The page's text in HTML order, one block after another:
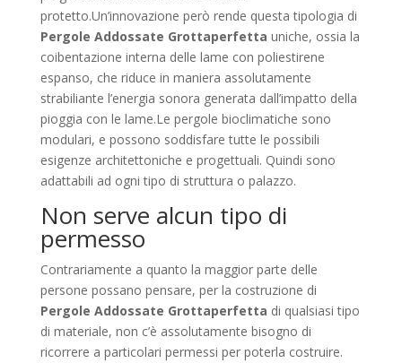
protetto.Un’innovazione però rende questa tipologia di
Pergole Addossate Grottaperfetta uniche, ossia la
coibentazione interna delle lame con poliestirene
espanso, che riduce in maniera assolutamente
strabiliante l’energia sonora generata dall’impatto della
pioggia con le lame.Le pergole bioclimatiche sono
modulari, e possono soddisfare tutte le possibili
esigenze architettoniche e progettuali. Quindi sono
adattabili ad ogni tipo di struttura o palazzo.
Non serve alcun tipo di
permesso
Contrariamente a quanto la maggior parte delle
persone possano pensare, per la costruzione di
Pergole Addossate Grottaperfetta di qualsiasi tipo
di materiale, non c’è assolutamente bisogno di
ricorrere a particolari permessi per poterla costruire.